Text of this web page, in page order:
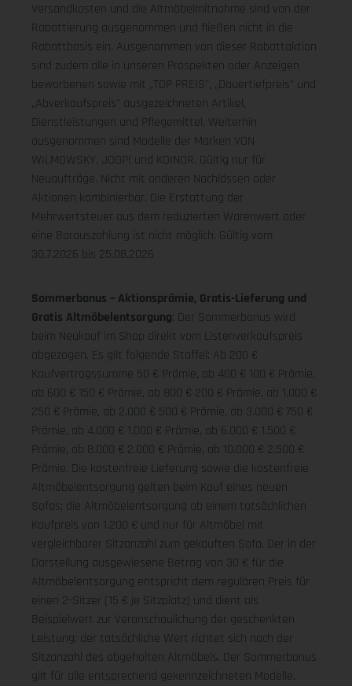
Versandkosten und die Altmöbelmitnahme sind von der
Rabattierung ausgenommen und fließen nicht in die
Rabattbasis ein. Ausgenommen von dieser Rabattaktion
sind zudem alle in unseren Prospekten oder Anzeigen
beworbenen sowie mit „TOP PREIS", „Dauertiefpreis" und
„Abverkaufspreis" ausgezeichneten Artikel,
Dienstleistungen und Pflegemittel. Weiterhin
ausgenommen sind Modelle der Marken VON
WILMOWSKY, JOOP! und KOINOR. Gültig nur für
Neuaufträge. Nicht mit anderen Nachlässen oder
Aktionen kombinierbar. Die Erstattung der
Mehrwertsteuer aus dem reduzierten Warenwert oder
eine Barauszahlung ist nicht möglich. Gültig vom
30.7.2026 bis 25.08.2026
Sommerbonus – Aktionsprämie, Gratis-Lieferung und
Gratis Altmöbelentsorgung: Der Sommerbonus wird
beim Neukauf im Shop direkt vom Listenverkaufspreis
abgezogen. Es gilt folgende Staffel: Ab 200 €
Kaufvertragssumme 50 € Prämie, ab 400 € 100 € Prämie,
ab 600 € 150 € Prämie, ab 800 € 200 € Prämie, ab 1.000 €
250 € Prämie, ab 2.000 € 500 € Prämie, ab 3.000 € 750 €
Prämie, ab 4.000 € 1.000 € Prämie, ab 6.000 € 1.500 €
Prämie, ab 8.000 € 2.000 € Prämie, ab 10.000 € 2.500 €
Prämie. Die kostenfreie Lieferung sowie die kostenfreie
Altmöbelentsorgung gelten beim Kauf eines neuen
Sofas; die Altmöbelentsorgung ab einem tatsächlichen
Kaufpreis von 1.200 € und nur für Altmöbel mit
vergleichbarer Sitzanzahl zum gekauften Sofa. Der in der
Darstellung ausgewiesene Betrag von 30 € für die
Altmöbelentsorgung entspricht dem regulären Preis für
einen 2-Sitzer (15 € je Sitzplatz) und dient als
Beispielwert zur Veranschaulichung der geschenkten
Leistung; der tatsächliche Wert richtet sich nach der
Sitzanzahl des abgeholten Altmöbels. Der Sommerbonus
gilt für alle entsprechend gekennzeichneten Modelle.